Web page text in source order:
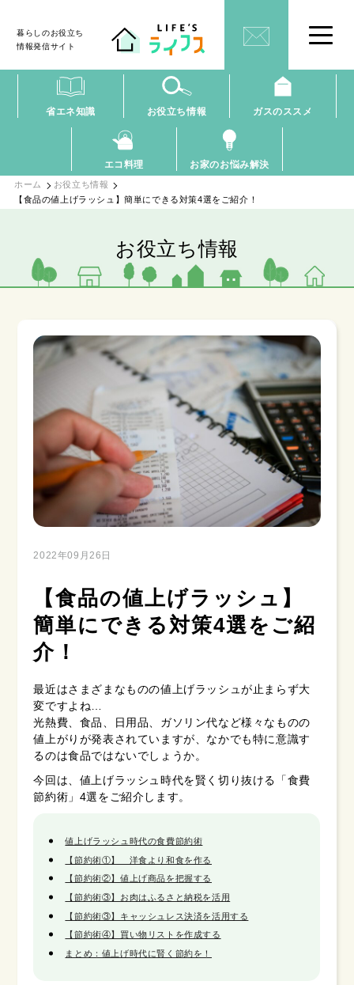
暮らしのお役立ち
情報発信サイト
省エネ知識 お役立ち情報 ガスのススメ
エコ料理 お家のお悩み解決
ホーム
お役立ち情報
【食品の値上げラッシュ】簡単にできる対策4選をご紹介！
お役立ち情報
2022年09月26日
【食品の値上げラッシュ】
簡単にできる対策4選をご紹
介！
最近はさまざまなものの値上げラッシュが止まらず大
変ですよね…
光熱費、食品、日用品、ガソリン代など様々なものの
値上がりが発表されていますが、なかでも特に意識す
るのは食品ではないでしょうか。
今回は、値上げラッシュ時代を賢く切り抜ける「食費
節約術」4選をご紹介します。
値上げラッシュ時代の食費節約術
【節約術①】 洋食より和食を作る
【節約術②】値上げ商品を把握する
【節約術③】お肉はふるさと納税を活用
【節約術③】キャッシュレス決済を活用する
【節約術④】買い物リストを作成する
まとめ：値上げ時代に賢く節約を！